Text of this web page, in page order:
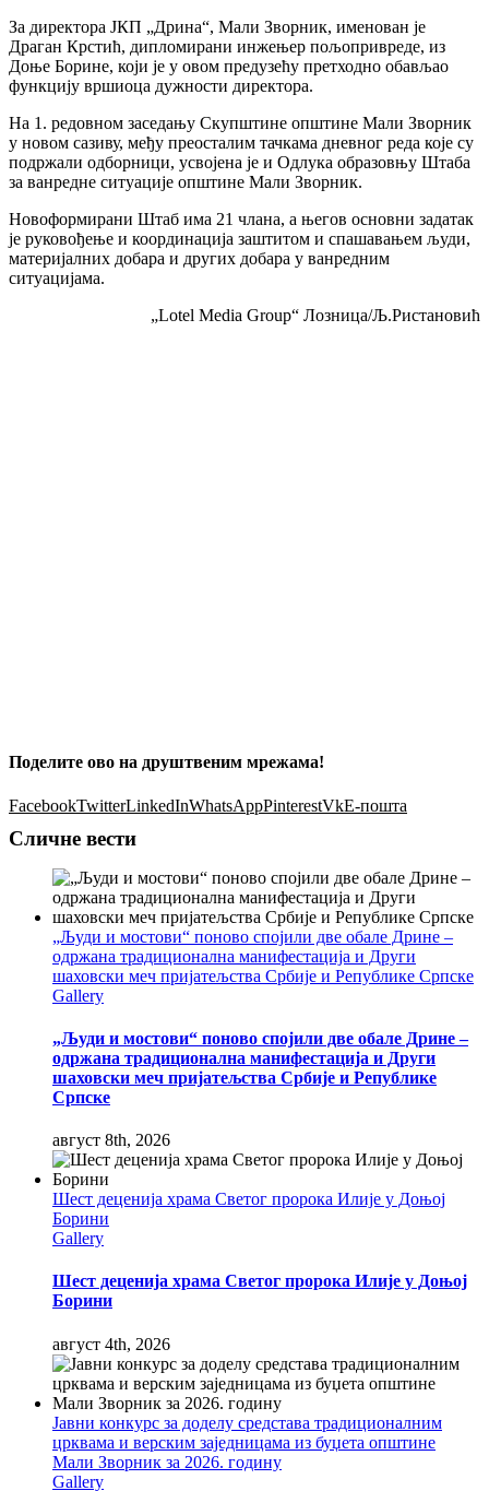
За директора ЈКП „Дрина“, Мали Зворник, именован је
Драган Крстић, дипломирани инжењер пољопривреде, из
Доње Борине, који је у овом предузећу претходно обављао
функцију вршиоца дужности директора.
На 1. редовном заседању Скупштине општине Мали Зворник
у новом сазиву, међу преосталим тачкама дневног реда које су
подржали одборници, усвојена је и Одлука образовњу Штаба
за ванредне ситуације општине Мали Зворник.
Новоформирани Штаб има 21 члана, а његов основни задатак
је руковођење и координација заштитом и спашавањем људи,
материјалних добара и других добара у ванредним
ситуацијама.
„Lotel Media Group“ Лозница/Љ.Ристановић
Поделите ово на друштвеним мрежама!
FacebookTwitterLinkedInWhatsAppPinterestVkЕ-пошта
Сличне вести
„Људи и мостови“ поново спојили две обале Дрине –
одржана традиционална манифестација и Други
шаховски меч пријатељства Србије и Републике Српске
Gallery
„Људи и мостови“ поново спојили две обале Дрине –
одржана традиционална манифестација и Други
шаховски меч пријатељства Србије и Републике
Српске
август 8th, 2026
Шест деценија храма Светог пророка Илије у Доњој
Борини
Gallery
Шест деценија храма Светог пророка Илије у Доњој
Борини
август 4th, 2026
Јавни конкурс за доделу средстава традиционалним
црквама и верским заједницама из буџета општине
Мали Зворник за 2026. годину
Gallery